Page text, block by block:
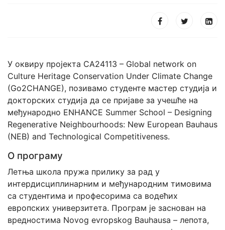
У оквиру пројекта CA24113 – Global network on
Culture Heritage Conservation Under Climate Change
(Go2CHANGE), позивамо студенте мастер студија и
докторских студија да се пријаве за учешће на
међународно ENHANCE Summer School – Designing
Regenerative Neighbourhoods: New European Bauhaus
(NEB) and Technological Competitiveness.
О програму
Летња школа пружа прилику за рад у
интердисциплинарним и међународним тимовима
са студентима и професорима са водећих
европских универзитета. Програм је заснован на
вредностима Novog evropskog Bauhausa – лепота,